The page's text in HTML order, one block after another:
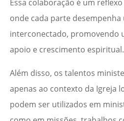
Essa colaboração é um
onde cada parte desempenha
interconectado, promovendo
apoio e crescimento espiritual.
Além disso, os talentos
apenas ao contexto da Igreja
podem ser utilizados em